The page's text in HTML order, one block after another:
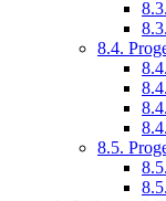
8.4.
8.5.